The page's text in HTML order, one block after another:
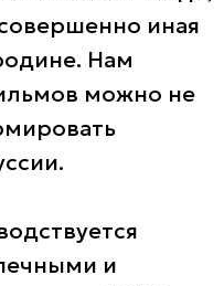
иная
Нам
можно не
и